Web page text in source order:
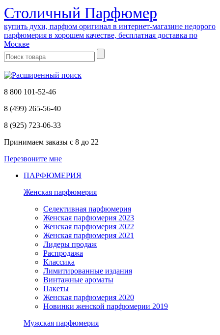
Cтоличный Парфюмер
купить духи, парфюм оригинал в интернет-магазине недорого
парфюмерия в хорошем качестве, бесплатная доставка по
Москве
8 800 101-52-46
8 (499) 265-56-40
8 (925) 723-06-33
Принимаем заказы с 8 до 22
Перезвоните мне
ПАРФЮМЕРИЯ
Женская парфюмерия
Селективная парфюмерия
Женская парфюмерия 2023
Женская парфюмерия 2022
Женская парфюмерия 2021
Лидеры продаж
Распродажа
Классика
Лимитированные издания
Винтажные ароматы
Пакеты
Женская парфюмерия 2020
Новинки женской парфюмерии 2019
Мужская парфюмерия